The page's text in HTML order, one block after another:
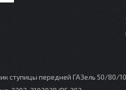
ступицы передней ГАЗель 50/80/10